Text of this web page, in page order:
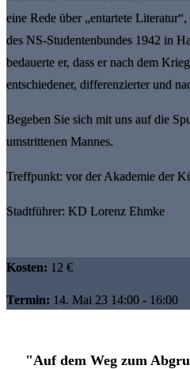
eine Rede über „entartete
des NS-Studentenbundes 1942 in
bedauerte er, dass er nach dem
entschiedener, differenzierter und
Begeben Sie sich mit uns auf die
umstrittenen Mannes.
Treffpunkt: vor der Akademie der
Stadtführer: KD Lorenz Ehmke
Kosten: 12 €
Termin: 14. Mai 23 14:00 - 16:00
"Auf dem Weg zum